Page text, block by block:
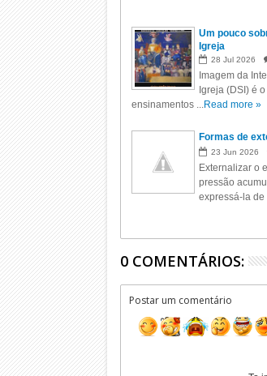
Um pouco
Igreja
28 Jul 2026
Imagem da
Igreja (DSI) é
ensinamentos ...Read more »
Formas de
23 Jun 2026
Externalizar o
pressão
expressá-la de
0 COMENTÁRIOS:
Postar um comentário